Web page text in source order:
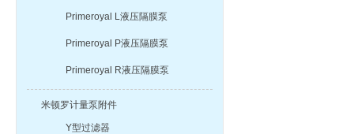
Primeroyal L液压隔膜泵
Primeroyal P液压隔膜泵
Primeroyal R液压隔膜泵
米顿罗计量泵附件
Y型过滤器